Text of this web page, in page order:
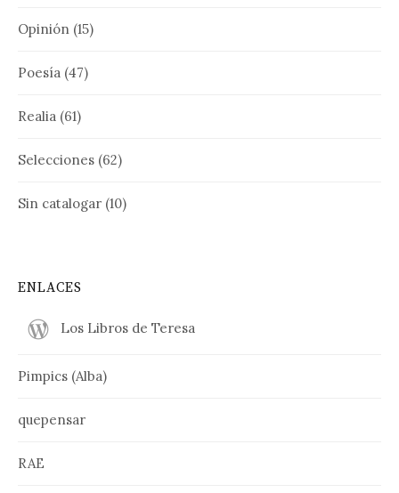
Opinión (15)
Poesía (47)
Realia (61)
Selecciones (62)
Sin catalogar (10)
ENLACES
Los Libros de Teresa
Pimpics (Alba)
quepensar
RAE